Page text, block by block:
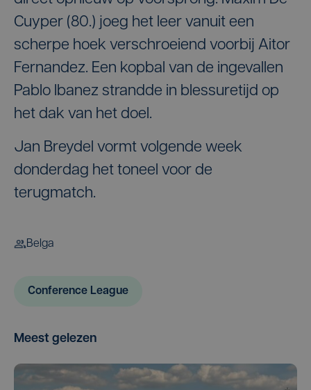
Cuyper (80.) joeg het leer vanuit een
scherpe hoek verschroeiend voorbij Aitor
Fernandez. Een kopbal van de ingevallen
Pablo Ibanez strandde in blessuretijd op
het dak van het doel.
Jan Breydel vormt volgende week
donderdag het toneel voor de
terugmatch.
Belga
Conference League
Meest gelezen